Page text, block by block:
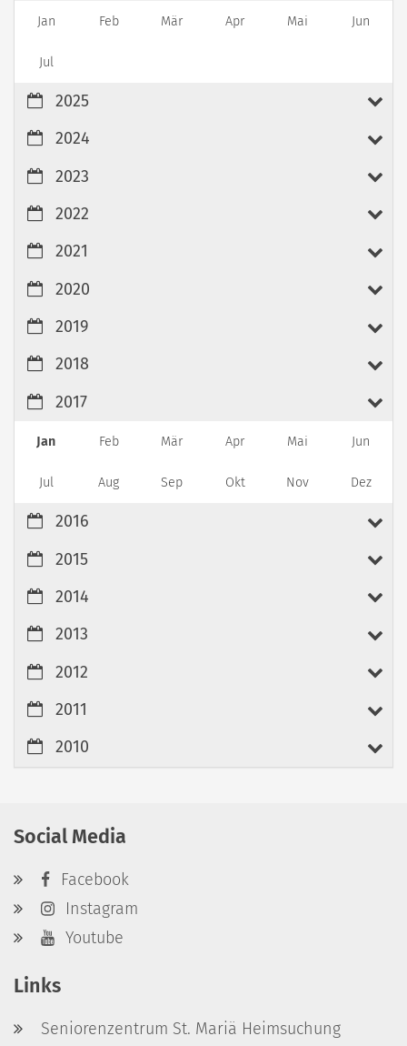
Jan Feb Mär Apr Mai Jun
Jul
2025
2024
2023
2022
2021
2020
2019
2018
2017
Jan Feb Mär Apr Mai Jun
Jul Aug Sep Okt Nov Dez
2016
2015
2014
2013
2012
2011
2010
Social Media
Facebook
Instagram
Youtube
Links
Seniorenzentrum St. Mariä Heimsuchung